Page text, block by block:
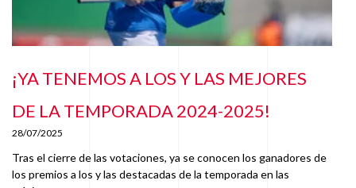
¡YA TENEMOS A LOS Y LAS MEJORES
DE LA TEMPORADA 2024-2025!
28/07/2025
Tras el cierre de las votaciones, ya se conocen los ganadores de
los premios a los y las destacadas de la temporada en las